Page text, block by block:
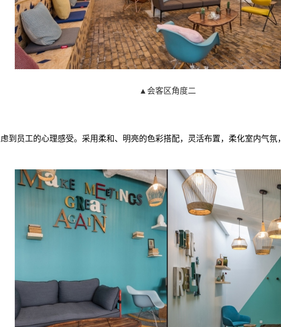
▲会客区角度二
到员工的心理感受。采用柔和、明亮的色彩搭配，灵活布置，柔化室内气氛